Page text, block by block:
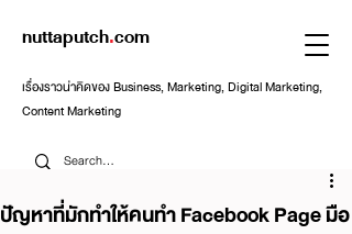
nuttaputch.com
เรื่องราวน่าคิดของ Business, Marketing, Digital Marketing,
Content Marketing
ปัญหาที่มักทำให้คนทำ Facebook Page มือ